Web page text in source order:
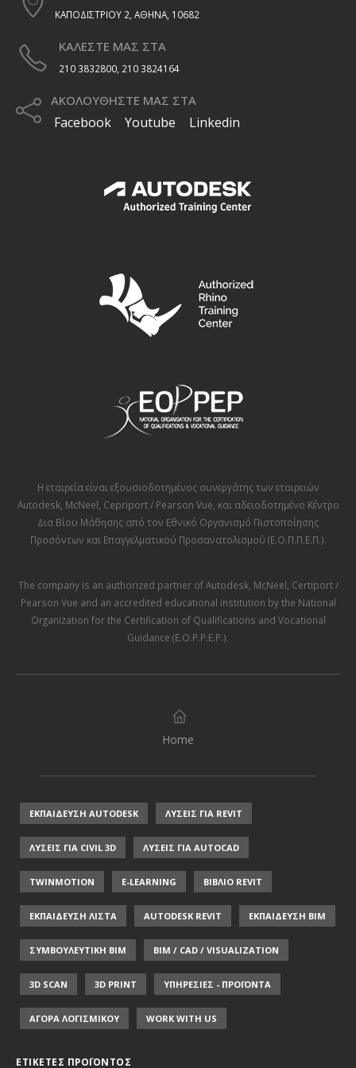
ΚΑΠΟΔΙΣΤΡΙΟΥ 2, ΑΘΗΝΑ, 10682
ΚΑΛΕΣΤΕ ΜΑΣ ΣΤΑ
210 3832800, 210 3824164
ΑΚΟΛΟΥΘΗΣΤΕ ΜΑΣ ΣΤΑ
Facebook Youtube Linkedin
Η εταιρεία είναι εξουσιοδοτημένος συνεργάτης των εταιρειών
Autodesk, McNeel Cepriport / Pearson Vue , και αδειοδοτημένο Κέντρο
Δια Βίου Μάθησης από τον Εθνικό Οργανισμό Πιστοποίησης
Προσόντων και Επαγγελματικού Προσανατολισμού (Ε.Ο.Π.Π.Ε.Π.).
The company is an authorized partner ofAutodesk, McNeel Certiport /
Pearson Vue and an accredited educational institution by the National
Organization for the Certification of Qualifications and Vocational
Guidance (E.O.P.P.E.P.).
Home
ΕΚΠΑΙΔΕΥΣΗ AUTODESK ΛΥΣΕΙΣ ΓΙΑ REVIT
ΛΥΣΕΙΣ ΓΙΑ CIVIL 3D ΛΥΣΕΙΣ ΓΙΑ AUTOCAD
TWINMOTION E-LEARNING ΒΙΒΛΙΟ REVIT
ΕΚΠΑΙΔΕΥΣΗ ΛΙΣΤΑ AUTODESK REVIT ΕΚΠΑΙΔΕΥΣΗ ΒΙΜ
ΣΥΜΒΟΥΛΕΥΤΙΚΗ ΒΙΜ BIM / CAD / VISUALIZATION
3D SCAN 3D PRINT ΥΠΗΡΕΣΙΕΣ - ΠΡΟΪΟΝΤΑ
ΑΓΟΡΑ ΛΟΓΙΣΜΙΚΟΥ WORK WITH US
ΕΤΙΚΈΤΕΣ ΠΡΟΪΌΝΤΟΣ